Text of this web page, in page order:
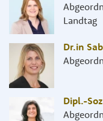
Landtag
Dr.in
Dipl.-